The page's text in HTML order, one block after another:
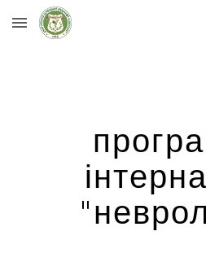
Skip to main content